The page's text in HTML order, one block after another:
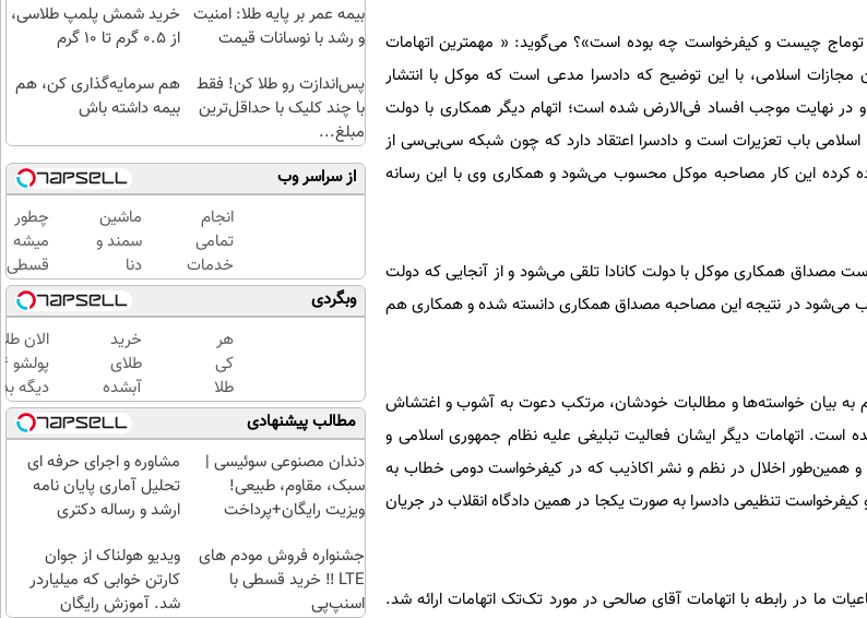
چیست و کیفرخواست چه بوده است»؟ می‌گوید: « مهمترین اتهامات
از افساد فی‌الارض موضوع ماده ٢٨۶ قانون مجازات اسلامی، با این توضیح که دادسرا مدعی است که موکل با انتشار
نهایت موجب افساد فی‌الارض شده است؛ اتهام دیگر همکاری با دولت
ماده ۵۰۸ قانون مجازات اسلامی باب تعزیرات است و دادسرا اعتقاد دارد که چون شبکه سی‌بی‌سی از
کرده این کار مصاحبه موکل محسوب می‌شود و همکاری وی با این رسانه
مصداق همکاری موکل با دولت کانادا تلقی می‌شود و از آنجایی که دولت
می‌شود در نتیجه این مصاحبه مصداق همکاری دانسته شده و همکاری هم
به بیان خواسته‌ها و مطالبات خودشان، مرتکب دعوت به آشوب و اغتشاش
تعزیرات شده است. اتهامات دیگر ایشان فعالیت تبلیغی علیه نظام جمهوری اسلامی و
و همین‌طور اخلال در نظم و نشر اکاذیب که در کیفرخواست دومی خطاب به
تنظیمی دادسرا به صورت یکجا در همین دادگاه انقلاب در جریان
ما در رابطه با اتهامات آقای صالحی در مورد تک‌تک اتهامات ارائه شد.
بیمه عمر بر پایه طلا: امنیت
و رشد با نوسانات قیمت
خرید شمش پلمپ طلاسی،
از ۰.۵ گرم تا ۱۰ گرم
پس‌اندازت رو طلا کن! فقط
با چند کلیک با حداقل‌ترین
مبلغ...
هم سرمایه‌گذاری کن، هم
بیمه داشته باش
از سراسر وب
انجام
تمامی
خدمات
خودرویی
در محل
با یدک
دات کام
ماشین
سمند و
دنا
گذاشتی
برای
فروش
؟ اینجا
سریع و
راحت
بفروش
چطور
میشه
قسطی
طلا
خرید |
با
طلاسی
پس
انداز
کنید
وبگردی
هر
کی
طلا
داره،
غم
نداره!
😊💎
(خرید
چند
کلیک)
خرید
طلای
آبشده
حتی با
۱۰۰هزارتومان
الان
دیگه
طلا با
بی‌بهره
مطالب پیشنهادی
دندان مصنوعی سوئیسی |
سبک، مقاوم، طبیعی!
ویزیت رایگان+پرداخت
مشاوره و اجرای حرفه ای
تحلیل آماری پایان نامه
ارشد و رساله دکتری
جشنواره فروش مودم های
LTE ‼️ خرید قسطی با
اسنپ‌پی
ویدیو هولناک از جوان
کارتن خوابی که میلیاردر
شد. آموزش رایگان